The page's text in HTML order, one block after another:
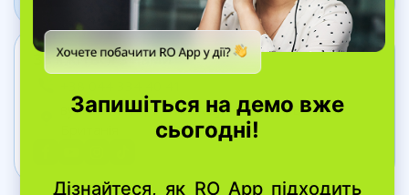
Зв’яжіться з нами
вул. Bell Yard, 7, WC2A 2JR Лондон, Велика